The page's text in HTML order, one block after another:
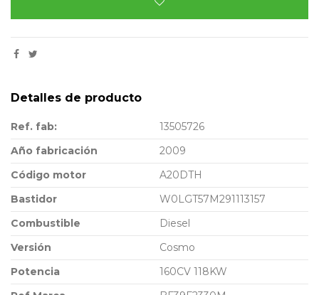
Detalles de producto
Ref. fab:
13505726
Año fabricación
2009
Código motor
A20DTH
Bastidor
W0LGT57M291113157
Combustible
Diesel
Versión
Cosmo
Potencia
160CV 118KW